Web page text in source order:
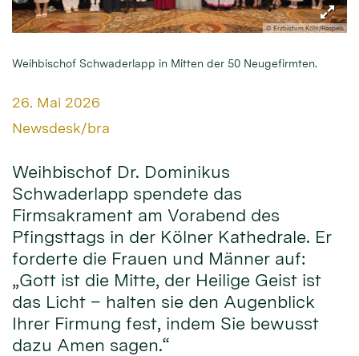
© Erzbistum Köln/Raspels
Weihbischof Schwaderlapp in Mitten der 50 Neugefirmten.
Datum:
26. Mai 2026
Von:
Newsdesk/bra
Weihbischof Dr. Dominikus
Schwaderlapp spendete das
Firmsakrament am Vorabend des
Pfingsttags in der Kölner Kathedrale. Er
forderte die Frauen und Männer auf:
„Gott ist die Mitte, der Heilige Geist ist
das Licht – halten sie den Augenblick
Ihrer Firmung fest, indem Sie bewusst
dazu Amen sagen.“